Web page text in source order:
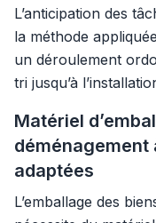
L’anticipation des
la méthode
un déroulement
tri jusqu’à
Matériel
déménagement
adaptées
L’emballage des